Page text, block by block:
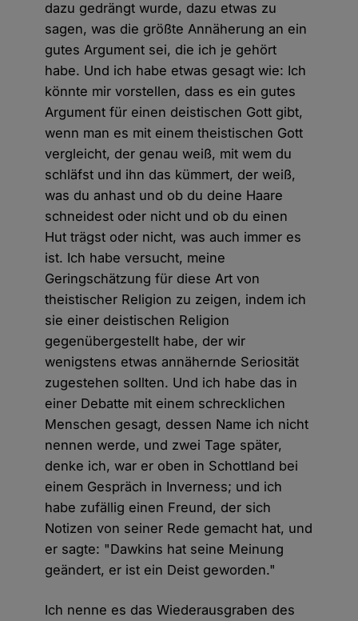
dazu gedrängt wurde, dazu etwas zu
sagen, was die größte Annäherung an ein
gutes Argument sei, die ich je gehört
habe. Und ich habe etwas gesagt wie: Ich
könnte mir vorstellen, dass es ein gutes
Argument für einen deistischen Gott gibt,
wenn man es mit einem theistischen Gott
vergleicht, der genau weiß, mit wem du
schläfst und ihn das kümmert, der weiß,
was du anhast und ob du deine Haare
schneidest oder nicht und ob du einen
Hut trägst oder nicht, was auch immer es
ist. Ich habe versucht, meine
Geringschätzung für diese Art von
theistischer Religion zu zeigen, indem ich
sie einer deistischen Religion
gegenübergestellt habe, der wir
wenigstens etwas annähernde Seriosität
zugestehen sollten. Und ich habe das in
einer Debatte mit einem schrecklichen
Menschen gesagt, dessen Name ich nicht
nennen werde, und zwei Tage später,
denke ich, war er oben in Schottland bei
einem Gespräch in Inverness; und ich
habe zufällig einen Freund, der sich
Notizen von seiner Rede gemacht hat, und
er sagte: "Dawkins hat seine Meinung
geändert, er ist ein Deist geworden."
Ich nenne es das Wiederausgraben des